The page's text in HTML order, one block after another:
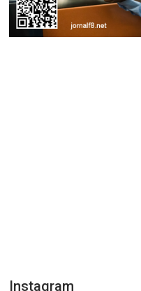
Instagram